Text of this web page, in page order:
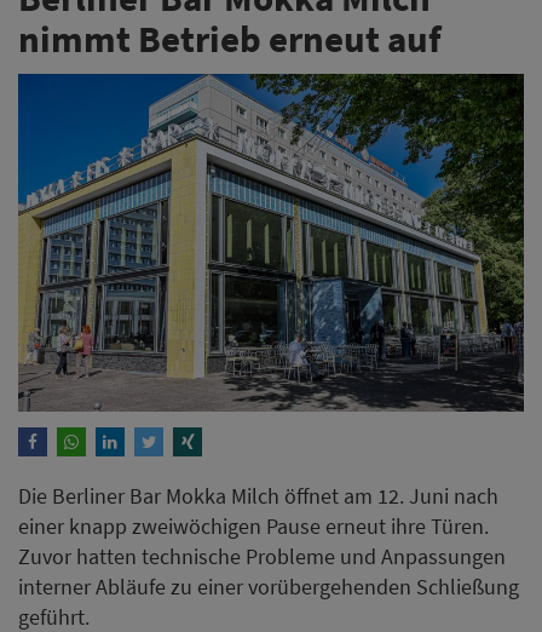
nimmt Betrieb erneut auf
Die Berliner Bar Mokka Milch öffnet am 12. Juni nach
einer knapp zweiwöchigen Pause erneut ihre Türen.
Zuvor hatten technische Probleme und Anpassungen
interner Abläufe zu einer vorübergehenden Schließung
geführt.